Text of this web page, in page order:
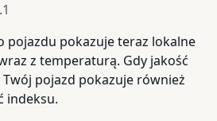
pojazdu pokazuje teraz lokalne
z temperaturą. Gdy jakość
pojazd pokazuje również
indeksu.